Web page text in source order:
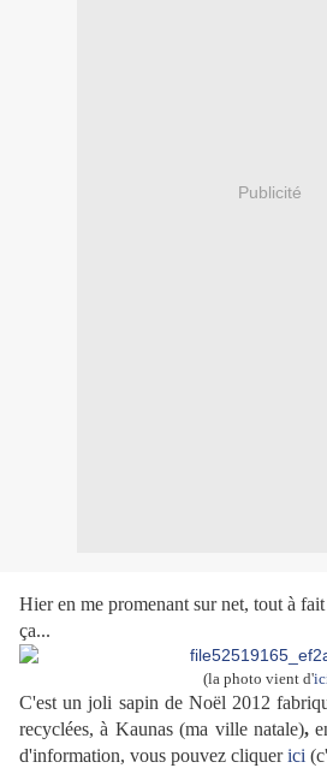
Publicité
Hier en me promenant sur net, tout à
ça...
(la photo vient d'
C'est un joli sapin de Noël 2012
recyclées, à Kaunas (ma ville natale),
d'information, vous pouvez cliquerici